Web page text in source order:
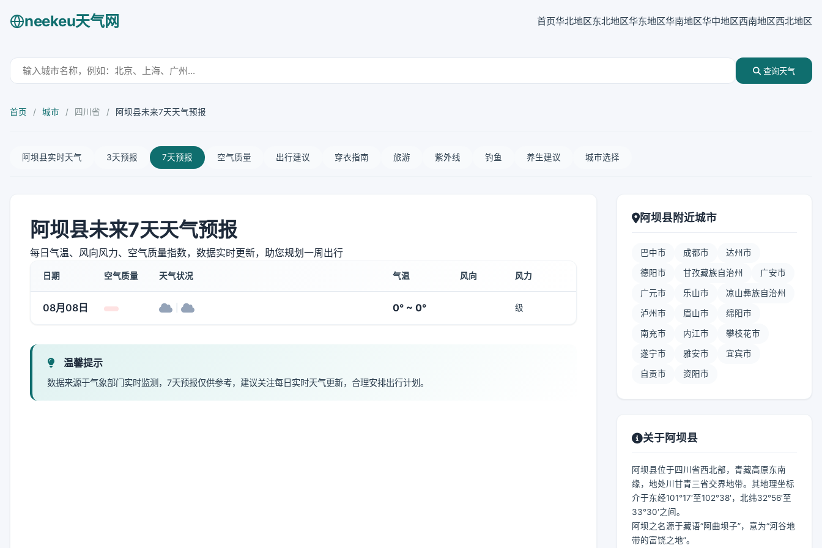
neekeu天气网 首页华北地区东北地区华东地区华南地区华中地区西南地区西北地区
查询天气
首页 / 城市 / 四川省 / 阿坝县未来7天天气预报
阿坝县实时天气 3天预报 7天预报 空气质量 出行建议 穿衣指南 旅游 紫外线 钓鱼 养生建议 城市选择
阿坝县未来7天天气预报
每日气温、风向风力、空气质量指数，数据实时更新，助您规划一周出行
日期 空气质量 天气状况 气温 风向 风力
08月08日 0° ~ 0° 级
温馨提示
数据来源于气象部门实时监测，7天预报仅供参考，建议关注每日实时天气更新，合理安排出行计划。
阿坝县附近城市
巴中市 成都市 达州市
德阳市 甘孜藏族自治州 广安市
广元市 乐山市 凉山彝族自治州
泸州市 眉山市 绵阳市
南充市 内江市 攀枝花市
遂宁市 雅安市 宜宾市
自贡市 资阳市
关于阿坝县
阿坝县位于四川省西北部，青藏高原东南
缘，地处川甘青三省交界地带。其地理坐标
介于东经101°17′至102°38′，北纬32°56′至
33°30′之间。
阿坝之名源于藏语“阿曲坝子”，意为“河谷地
带的富饶之地”。